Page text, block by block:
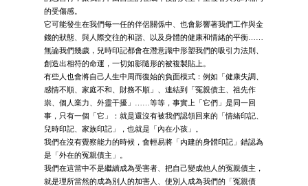
的受傷感。
它可能發生在我們每一任的伴侶關係中、也會影響著我們工作與金
錢的狀態、與人際交往的和諧、以及身體的健康和情緒的平衡……
無論我們幾歲，兒時印記都會在潛意識中形塑我們的吸引力法則、
創造出相符的命運，一切如影隨形的被複製貼上。
有些人也會將自己人生中周而復始的負面模式：例如「健康失調、
感情不順、家庭不和、財務不順」、連結到「冤親債主、祖先作
祟、個人業力、外靈干擾」……等等，事實上「它們」是同一回
事，只有一個「它」：就是還沒有被我們認領回來的「情緒印記、
兒時印記、家族印記」，也就是「內在小孩」。
我們在沒有覺察能力的時候，會輕易將「內建的身體印記」錯認為
是「外在的冤親債主」。
我們在這當中不是繼續成為受害者、把自己變成他人的冤親債主，
就是理所當然的成為別人的加害人、使別人成為我們的「冤親債